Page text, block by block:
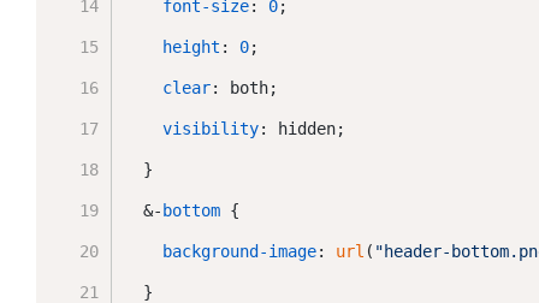
font-size: 0;
height : 0;
clear: both;
visibility: hidden;
  }
  &-
bottom {
background-image: url ( "header-
  }